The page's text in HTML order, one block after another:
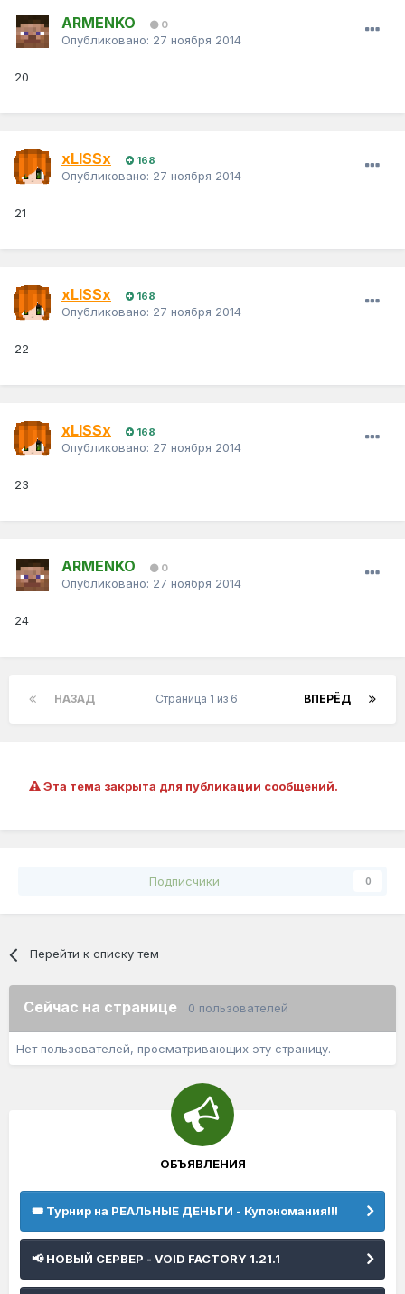
ARMENKO 0
Опубликовано: 27 ноября 2014
20
xLISSx 168
Опубликовано: 27 ноября 2014
21
xLISSx 168
Опубликовано: 27 ноября 2014
22
xLISSx 168
Опубликовано: 27 ноября 2014
23
ARMENKO 0
Опубликовано: 27 ноября 2014
24
НАЗАД ВПЕРЁД
Страница 1 из 6
Эта тема закрыта для публикации сообщений.
Подписчики 0
Перейти к списку тем
Сейчас на странице 0 пользователей
Нет пользователей, просматривающих эту страницу.
ОБЪЯВЛЕНИЯ
🎟️ Турнир на РЕАЛЬНЫЕ ДЕНЬГИ - Купономания!!!
📢 НОВЫЙ СЕРВЕР - VOID FACTORY 1.21.1